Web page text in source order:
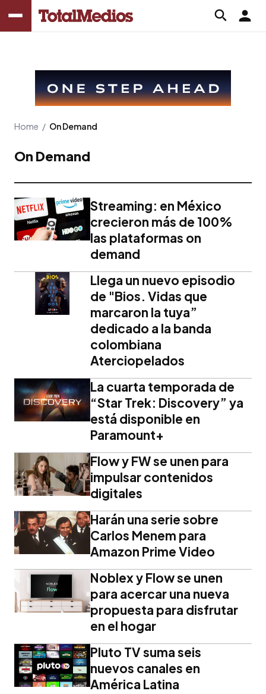
Home / On Demand
On Demand
Streaming: en México
crecieron más de 100%
las plataformas on
demand
Llega un nuevo episodio
de "Bios. Vidas que
marcaron la tuya”
dedicado a la banda
colombiana
Aterciopelados
La cuarta temporada de
“Star Trek: Discovery” ya
está disponible en
Paramount+
Flow y FW se unen para
impulsar contenidos
digitales
Harán una serie sobre
Carlos Menem para
Amazon Prime Video
Noblex y Flow se unen
para acercar una nueva
propuesta para disfrutar
en el hogar
Pluto TV suma seis
nuevos canales en
América Latina